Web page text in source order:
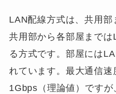
LAN配線方式は、共用部
共用部から各部屋まで
る方式です。部屋には
れています。最大通信
1Gbps（理論値）です